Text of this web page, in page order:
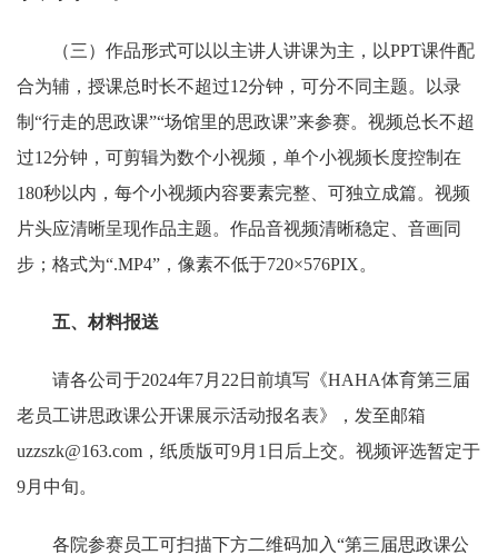
（三）作品形式可以以主讲人讲课为主，以PPT课件配
合为辅，授课总时长不超过12分钟，可分不同主题。以录
制“行走的思政课”“场馆里的思政课”来参赛。视频总长不超
过12分钟，可剪辑为数个小视频，单个小视频长度控制在
180秒以内，每个小视频内容要素完整、可独立成篇。视频
片头应清晰呈现作品主题。作品音视频清晰稳定、音画同
步；格式为“.MP4”，像素不低于720×576PIX。
五、材料报送
请各公司于2024年7月22日前填写《HAHA体育第三届
老员工讲思政课公开课展示活动报名表》，发至邮箱
uzzszk@163.com，纸质版可9月1日后上交。视频评选暂定于
9月中旬。
各院参赛员工可扫描下方二维码加入“第三届思政课公